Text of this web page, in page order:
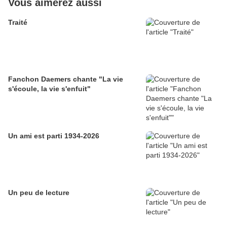
Vous aimerez aussi
Traité
Fanchon Daemers chante "La vie
s'écoule, la vie s'enfuit"
Un ami est parti 1934-2026
Un peu de lecture